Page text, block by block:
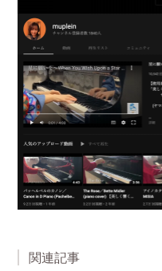
関連記事